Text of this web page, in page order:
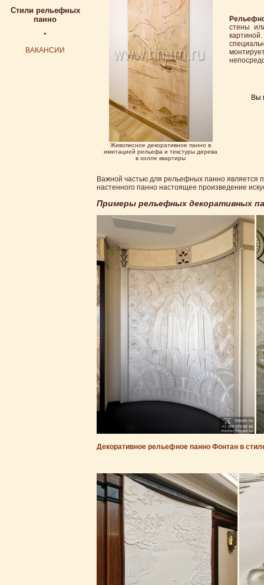
Стили рельефных
панно
*
ВАКАНСИИ
Живописное декоративное панно в
имитацией рельефа и текстуры дерева
в холле квартиры
стены
Вы
Важной частью для рельефных панно является
настенного панно настоящее произведение
Примеры рельефных декоративных
Декоративное рельефное панно Фонтан в